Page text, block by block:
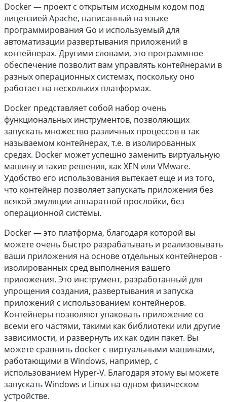
Docker — проект с открытым исходным кодом под
лицензией Apache, написанный на языке
программирования Go и используемый для
автоматизации развертывания приложений в
контейнерах. Другими словами, это программное
обеспечение позволит вам управлять контейнерами в
разных операционных системах, поскольку оно
работает на нескольких платформах.
Docker представляет собой набор очень
функциональных инструментов, позволяющих
запускать множество различных процессов в так
называемом контейнерах, т.е. в изолированных
средах. Docker может успешно заменить виртуальную
машину и такие решения, как XEN или VMware.
Удобство его использования вытекает еще и из того,
что контейнер позволяет запускать приложения без
всякой эмуляции аппаратной прослойки, без
операционной системы.
Docker — это платформа, благодаря которой вы
можете очень быстро разрабатывать и реализовывать
ваши приложения на основе отдельных контейнеров -
изолированных сред выполнения вашего
приложения. Это инструмент, разработанный для
упрощения создания, развертывания и запуска
приложений с использованием контейнеров.
Контейнеры позволяют упаковать приложение со
всеми его частями, такими как библиотеки или другие
зависимости, и развернуть их как один пакет. Вы
можете сравнить docker с виртуальными машинами,
работающими в Windows, например, с
использованием Hyper-V. Благодаря этому вы можете
запускать Windows и Linux на одном физическом
устройстве.